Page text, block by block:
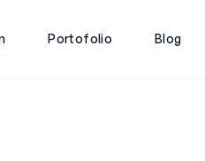
Portofolio Blog